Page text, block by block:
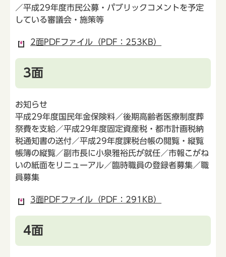
／平成29年度市民公募・パブリックコメントを予定
している審議会・施策等
2面PDFファイル（PDF：253KB）
3面
お知らせ
平成29年度国民年金保険料／後期高齢者医療制度葬
祭費を支給／平成29年度固定資産税・都市計画税納
税通知書の送付／平成29年度課税台帳の閲覧・縦覧
帳簿の縦覧／副市長に小泉雅裕氏が就任／市報こがね
いの紙面をリニューアル／臨時職員の登録者募集／職
員募集
3面PDFファイル（PDF：291KB）
4面